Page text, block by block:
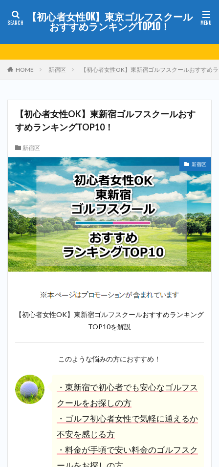
【初心者女性OK】東京ゴルフスクール
おすすめランキングTOP10！
HOME 新宿区 【初心者女性OK】東新宿ゴルフスクールおすすめ
【初心者女性OK】東新宿ゴルフスクールおす
すめランキングTOP10！
新宿区
新宿区
【初心者女性OK】東新宿ゴルフスクールおすすめランキング
TOP10を解説
このような悩みの方におすすめ！
・東新宿で初心者でも安心なゴルフス
クールをお探しの方
・ゴルフ初心者女性で気軽に通えるか
不安を感じる方
・料金が手頃で安い料金のゴルフスク